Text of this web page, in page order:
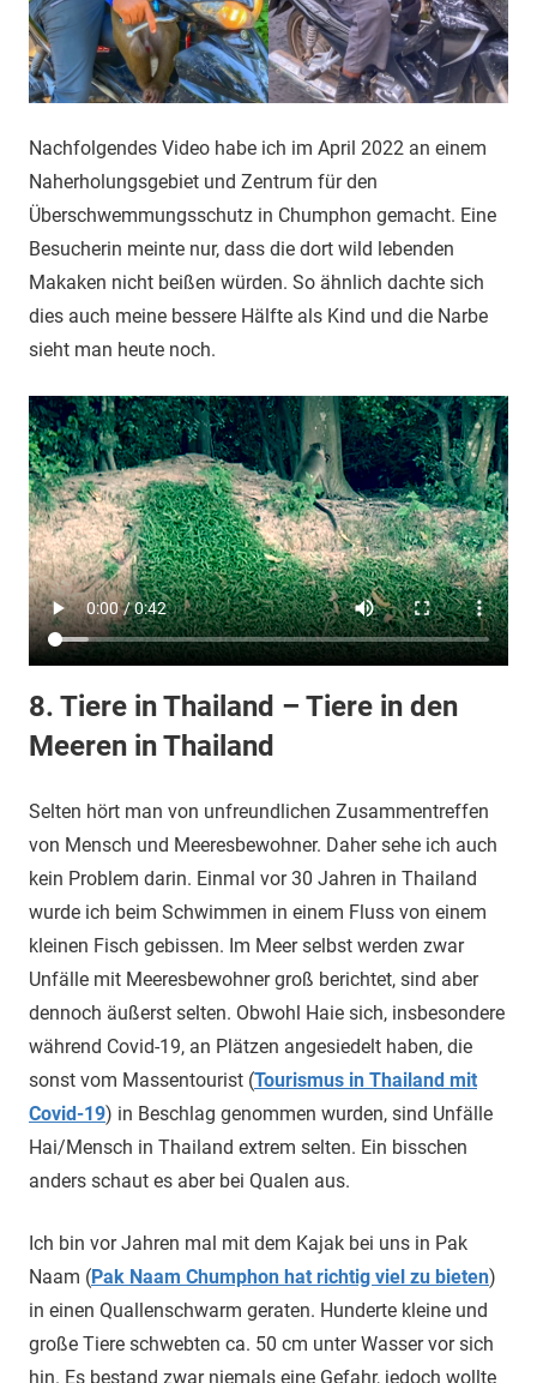
Nachfolgendes Video habe ich im April 2022 an einem
Naherholungsgebiet und Zentrum für den
Überschwemmungsschutz in Chumphon gemacht. Eine
Besucherin meinte nur, dass die dort wild lebenden
Makaken nicht beißen würden. So ähnlich dachte sich
dies auch meine bessere Hälfte als Kind und die Narbe
sieht man heute noch.
8. Tiere in Thailand – Tiere in den
Meeren in Thailand
Selten hört man von unfreundlichen Zusammentreffen
von Mensch und Meeresbewohner. Daher sehe ich auch
kein Problem darin. Einmal vor 30 Jahren in Thailand
wurde ich beim Schwimmen in einem Fluss von einem
kleinen Fisch gebissen. Im Meer selbst werden zwar
Unfälle mit Meeresbewohner groß berichtet, sind aber
dennoch äußerst selten. Obwohl Haie sich, insbesondere
während Covid-19, an Plätzen angesiedelt haben, die
sonst vom Massentourist (Tourismus in Thailand mit
Covid-19) in Beschlag genommen wurden, sind Unfälle
Hai/Mensch in Thailand extrem selten. Ein bisschen
anders schaut es aber bei Qualen aus.
Ich bin vor Jahren mal mit dem Kajak bei uns in Pak
Naam (Pak Naam Chumphon hat richtig viel zu bieten)
in einen Quallenschwarm geraten. Hunderte kleine und
große Tiere schwebten ca. 50 cm unter Wasser vor sich
hin. Es bestand zwar niemals eine Gefahr, jedoch wollte